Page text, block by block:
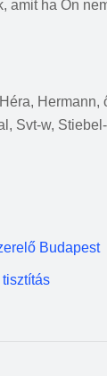
amit ha Ön
Hermann,
Svt-w,
Budapest